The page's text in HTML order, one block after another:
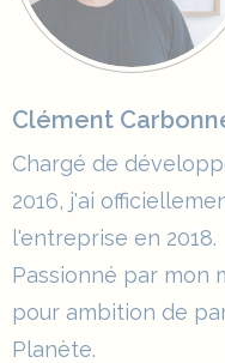
Clément
Chargé de
2016, j'ai
l'entreprise en 2018.
Passionné par mon
pour ambition de
Planète.